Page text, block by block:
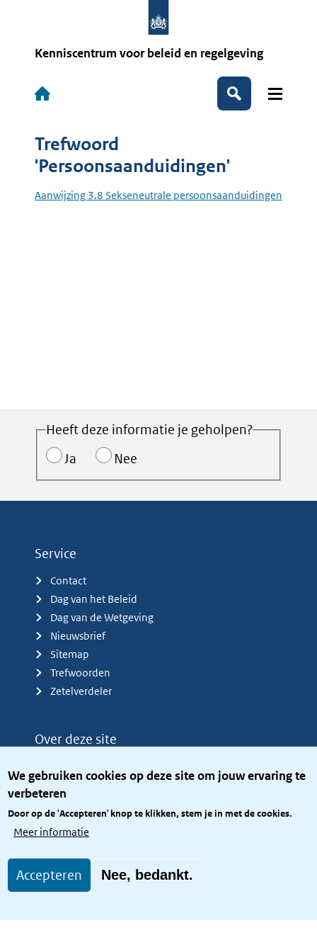
We gebruiken cookies op deze site om jouw ervaring te
verbeteren
Door op de 'Accepteren' knop te klikken, stem je in met de cookies.
Meer informatie
Accepteren Nee, bedankt.
Kenniscentrum voor beleid en regelgeving
Hoofdnavigatie
Zoeken
Trefwoord
'Persoonsaanduidingen'
Aanwijzing 3.8 Sekseneutrale persoonsaanduidingen
Heeft deze informatie je geholpen?
Ja
Nee
Service
Contact
Dag van het Beleid
Dag van de Wetgeving
Nieuwsbrief
Sitemap
Trefwoorden
Zetelverdeler
Over deze site
Privacy
Toegang site openbaar
Toegankelijkheid